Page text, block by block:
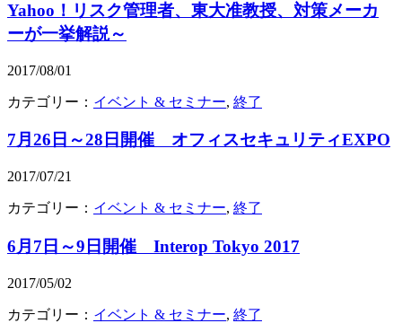
Yahoo！リスク管理者、東大准教授、対策メーカ
ーが一挙解説～
2017/08/01
カテゴリー： イベント & セミナー, 終了
7月26日～28日開催 オフィスセキュリティEXPO
2017/07/21
カテゴリー： イベント & セミナー, 終了
6月7日～9日開催 Interop Tokyo 2017
2017/05/02
カテゴリー： イベント & セミナー, 終了